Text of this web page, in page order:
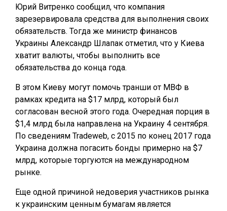
Юрий Витренко сообщил, что компания
зарезервировала средства для выполнения своих
обязательств. Тогда же министр финансов
Украины Александр Шлапак отметил, что у Киева
хватит валюты, чтобы выполнить все
обязательства до конца года.
В этом Киеву могут помочь транши от МВФ в
рамках кредита на $17 млрд, который был
согласован весной этого года. Очередная порция в
$1,4 млрд была направлена на Украину 4 сентября.
По сведениям Tradeweb, с 2015 по конец 2017 года
Украина должна погасить бонды примерно на $7
млрд, которые торгуются на международном
рынке.
Еще одной причиной недоверия участников рынка
к украинским ценным бумагам является